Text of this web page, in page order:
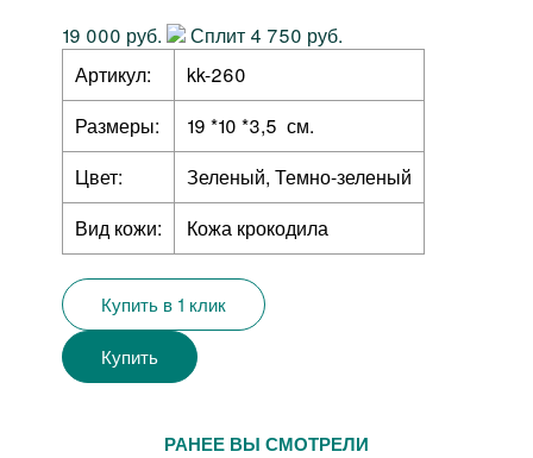
19 000 руб.
Сплит 4 750 руб.
Артикул:
kk-260
Размеры:
19 *10 *3,5 см.
Цвет:
Зеленый, Темно-зеленый
Вид кожи:
Кожа крокодила
Купить в 1 клик
Купить
РАНЕЕ ВЫ СМОТРЕЛИ